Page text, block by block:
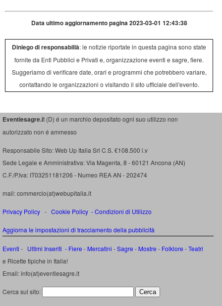
Data ultimo aggiornamento pagina 2023-03-01 12:43:38
Diniego di responsabilià: le notizie riportate in questa pagina sono state
fornite da Enti Pubblici e Privati e, organizzazione eventi e sagre, fiere.
Suggeriamo di verificare date, orari e programmi che potrebbero variare,
contattando le organizzazioni o visitando il sito ufficiale dell'evento.
Eventiesagre.it (D) é un marchio depositato ogni suo utilizzo non
autorizzato non é ammesso
Responsabile Sito: Web Up Italia Srl C.S. €108.500 i.v
Sede Legale e Amministrativa: Via Magenta, 8 - 60121 Ancona (AN)
C.F./P.Iva: IT03251181206 - Numeo REA AN - 202474
mail: commercio(at)webupitalia.it
Privacy Policy - Cookie Policy -Condizioni di Utilizzo
Aggiorna le impostazioni di tracciamento della pubblicità
Eventi - Ultimi Inseriti - Fiere - Mercatini -Sagre - Mostre - Folklore -Teatri
e Ricette tipiche in Italia!
Email: info(at)eventiesagre.it
Cerca sul sito: